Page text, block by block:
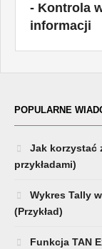
- Kontrola
informacji
POPULARNE
Jak korzystać
przykładami)
Wykres Tally
(Przykład)
Funkcja TAN